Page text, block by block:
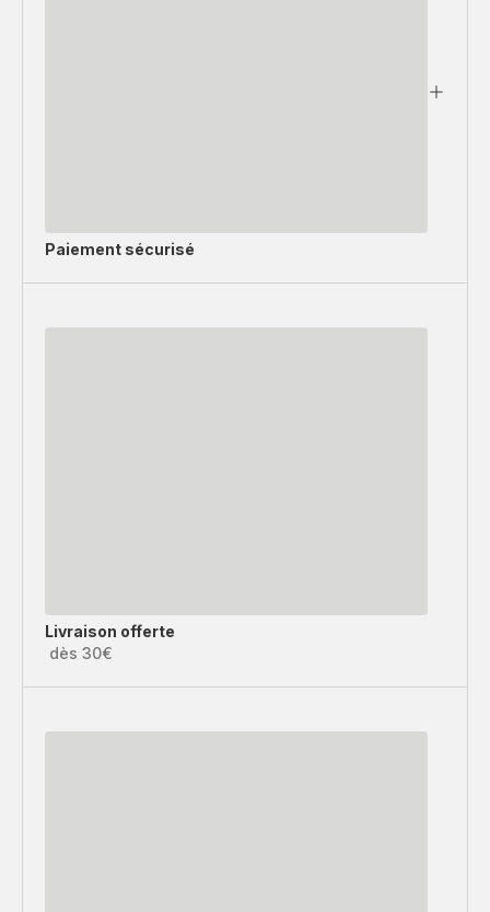
Paiement sécurisé
Livraison offerte
dès 30€